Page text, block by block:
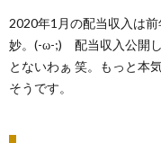
2020年1月の配当収入は
妙。(-ω-;) 配当収入公開
とないわぁ 笑。もっと本
そうです。